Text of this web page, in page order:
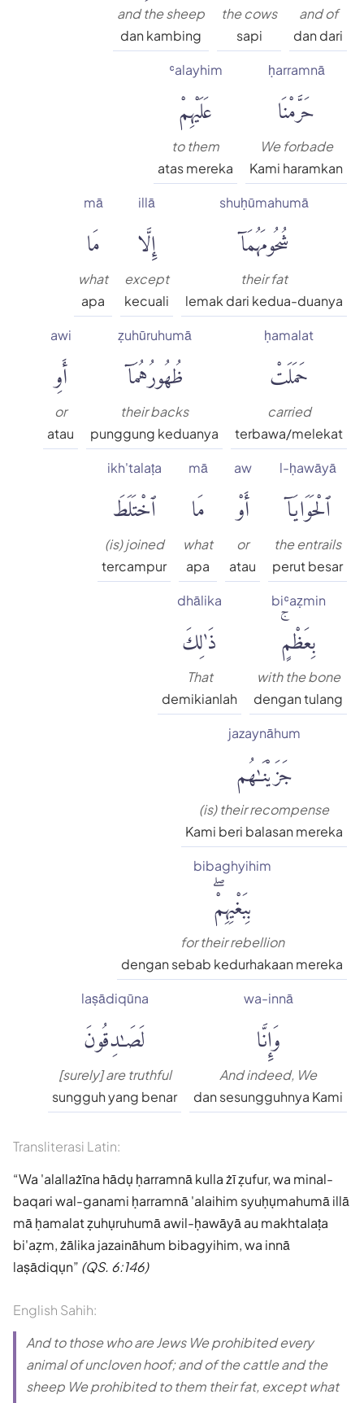
and of
dan dari
the cows
sapi
and the sheep
dan kambing
ḥarramnā
حَرَّمْنَا
We forbade
Kami haramkan
ʿalayhim
عَلَيْهِمْ
to them
atas mereka
shuḥūmahumā
شُحُومَهُمَآ
their fat
lemak dari kedua-duanya
illā
إِلَّا
except
kecuali
mā
مَا
what
apa
ḥamalat
حَمَلَتْ
carried
terbawa/melekat
ẓuhūruhumā
ظُهُورُهُمَآ
their backs
punggung keduanya
awi
أَوِ
or
atau
l-ḥawāyā
ٱلْحَوَايَآ
the entrails
perut besar
aw
أَوْ
or
atau
mā
مَا
what
apa
ikh'talaṭa
ٱخْتَلَطَ
(is) joined
tercampur
biʿaẓmin
بِعَظْمٍۚ
with the bone
dengan tulang
dhālika
ذَٰلِكَ
That
demikianlah
jazaynāhum
جَزَيْنَٰهُم
(is) their recompense
Kami beri balasan mereka
bibaghyihim
بِبَغْيِهِمْۖ
for their rebellion
dengan sebab kedurhakaan mereka
wa-innā
وَإِنَّا
And indeed, We
dan sesungguhnya Kami
laṣādiqūna
لَصَٰدِقُونَ
[surely] are truthful
sungguh yang benar
Transliterasi Latin:
Wa 'alallażīna hādụ ḥarramnā kulla żī ẓufur, wa minal-
baqari wal-ganami ḥarramnā 'alaihim syuḥụmahumā illā
mā ḥamalat ẓuhụruhumā awil-ḥawāyā au makhtalaṭa
bi'aẓm, żālika jazaināhum bibagyihim, wa innā
laṣādiqụn (QS. 6:146)
English Sahih:
And to those who are Jews We prohibited every
animal of uncloven hoof; and of the cattle and the
sheep We prohibited to them their fat, except what